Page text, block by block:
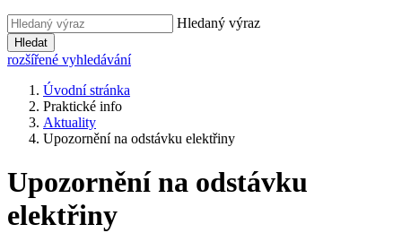
Hledaný výraz
Hledat
rozšířené vyhledávání
Úvodní stránka
Praktické info
Aktuality
Upozornění na odstávku elektřiny
Upozornění na odstávku
elektřiny